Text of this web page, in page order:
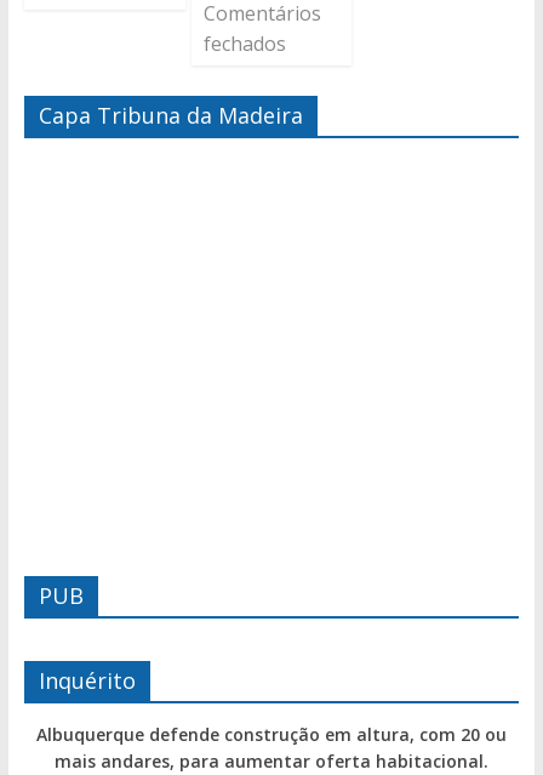
Comentários
fechados
Capa Tribuna da Madeira
PUB
Inquérito
Albuquerque defende construção em altura, com 20 ou
mais andares, para aumentar oferta habitacional.